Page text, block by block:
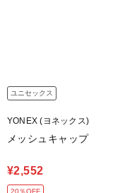
ユニセックス
YONEX (ヨネックス)
メッシュキャップ
¥2,552
20％OFF